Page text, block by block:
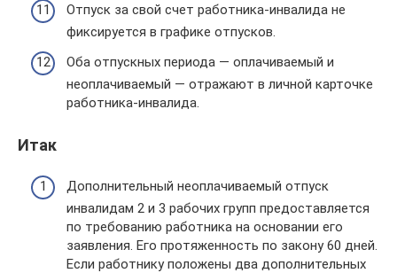
Отпуск за свой счет работника-инвалида не
фиксируется в графике отпусков.
Оба отпускных периода — оплачиваемый и
неоплачиваемый — отражают в личной карточке
работника-инвалида.
Итак
Дополнительный неоплачиваемый отпуск
инвалидам 2 и 3 рабочих групп предоставляется
по требованию работника на основании его
заявления. Его протяженность по закону 60 дней.
Если работнику положены два дополнительных